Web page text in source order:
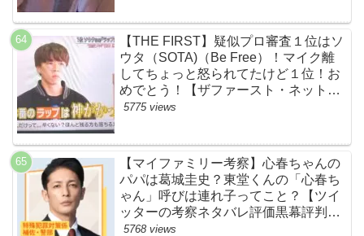
【THE FIRST】疑似プロ審査１位はソ
ウタ（SOTA)（Be Free）！マイク離
してちょっと怒られてたけど１位！お
めでとう！【ザファースト・ネットの
ネタバレ感想考察まとめ・スッキリ・
5775 views
【マイファミリー考察】心春ちゃんの
パパは葛城圭史？東堂くんの「心春ち
ゃん」呼びは連れ子ってこと？【ツイ
ッターの考察ネタバレ評価黒幕評判感
想批判原作犯人キャスト脚本あらすじ
5768 views